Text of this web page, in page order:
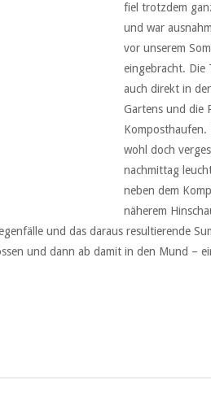
fiel trotzdem
und war
vor unserem
eingebracht. Die
auch direkt in
Gartens und die
Komposthaufen.
wohl doch
nachmittag
neben dem
näherem
und das daraus resultierende
und dann ab damit in den Mund –